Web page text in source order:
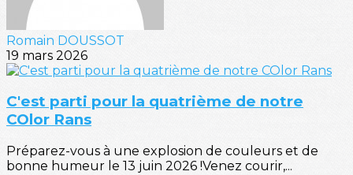
Romain DOUSSOT
19 mars 2026
C'est parti pour la quatrième de notre
COlor Rans
Préparez-vous à une explosion de couleurs et de
bonne humeur le 13 juin 2026 !Venez courir,...